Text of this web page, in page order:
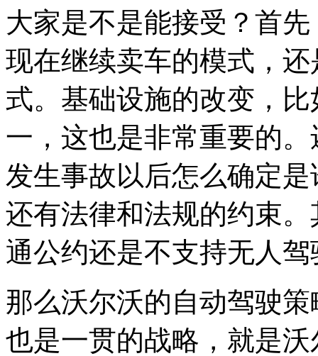
大家是不是能接受？首
现在继续卖车的模式，
式。基础设施的改变，
一，这也是非常重要的
发生事故以后怎么确定
还有法律和法规的约束
通公约还是不支持无人
那么沃尔沃的自动驾驶
也是一贯的战略，就是